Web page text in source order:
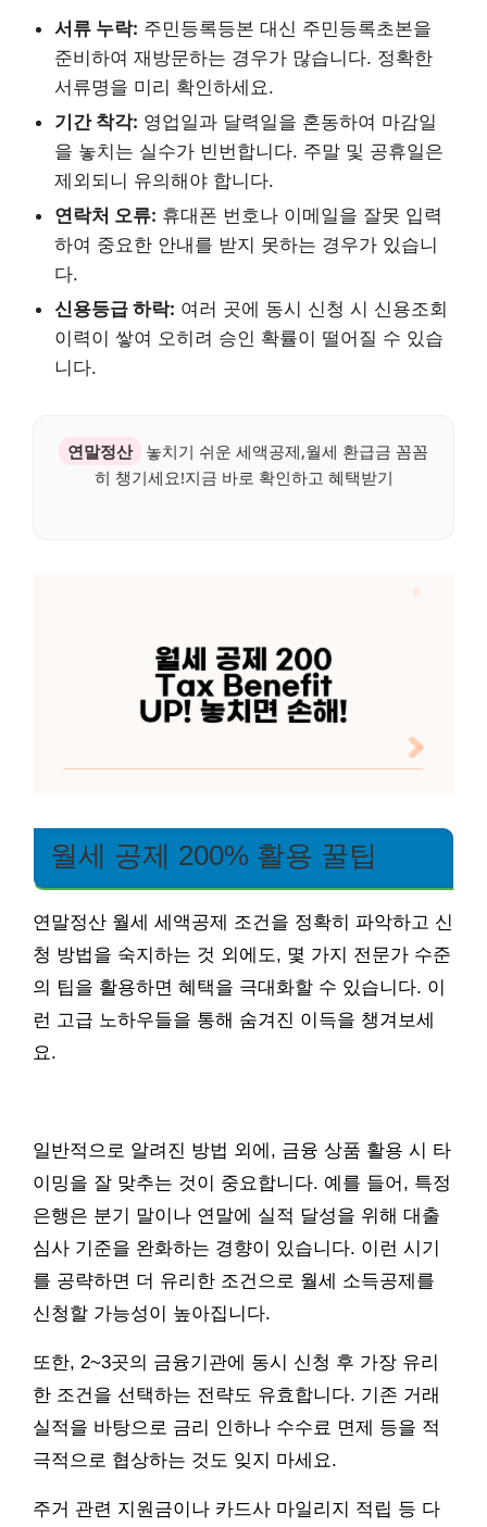
서류 누락: 주민등록등본 대신 주민등록초본을
준비하여 재방문하는 경우가 많습니다. 정확한
서류명을 미리 확인하세요.
기간 착각: 영업일과 달력일을 혼동하여 마감일
을 놓치는 실수가 빈번합니다. 주말 및 공휴일은
제외되니 유의해야 합니다.
연락처 오류: 휴대폰 번호나 이메일을 잘못 입력
하여 중요한 안내를 받지 못하는 경우가 있습니
다.
신용등급 하락: 여러 곳에 동시 신청 시 신용조회
이력이 쌓여 오히려 승인 확률이 떨어질 수 있습
니다.
연말정산
놓치기 쉬운 세액공제,월세 환급금 꼼꼼
히 챙기세요!지금 바로 확인하고 혜택받기
월세 공제 200% 활용 꿀팁
연말정산 월세 세액공제 조건을 정확히 파악하고 신
청 방법을 숙지하는 것 외에도, 몇 가지 전문가 수준
의 팁을 활용하면 혜택을 극대화할 수 있습니다. 이
런 고급 노하우들을 통해 숨겨진 이득을 챙겨보세
요.
일반적으로 알려진 방법 외에, 금융 상품 활용 시 타
이밍을 잘 맞추는 것이 중요합니다. 예를 들어, 특정
은행은 분기 말이나 연말에 실적 달성을 위해 대출
심사 기준을 완화하는 경향이 있습니다. 이런 시기
를 공략하면 더 유리한 조건으로 월세 소득공제를
신청할 가능성이 높아집니다.
또한, 2~3곳의 금융기관에 동시 신청 후 가장 유리
한 조건을 선택하는 전략도 유효합니다. 기존 거래
실적을 바탕으로 금리 인하나 수수료 면제 등을 적
극적으로 협상하는 것도 잊지 마세요.
주거 관련 지원금이나 카드사 마일리지 적립 등 다